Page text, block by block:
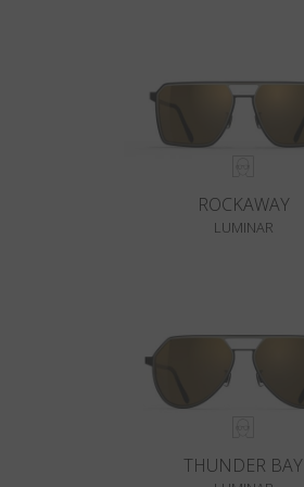
ROCKAWAY
LUMINAR
THUNDER BAY